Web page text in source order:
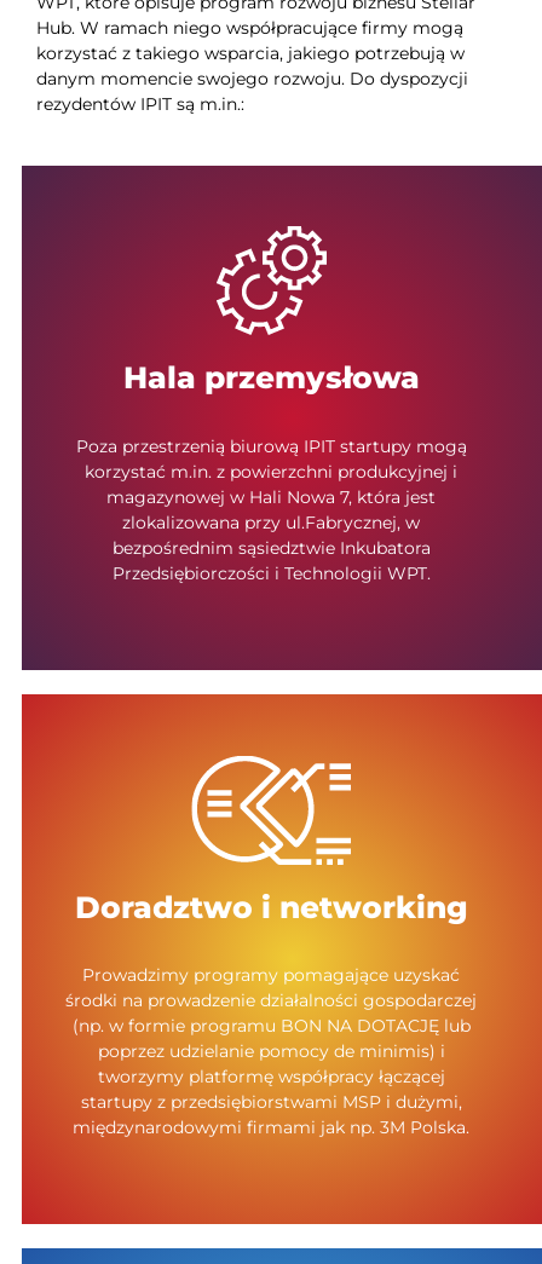
Hub. W ramach niego współpracujące firmy mogą
korzystać z takiego wsparcia, jakiego potrzebują w
danym momencie swojego rozwoju. Do dyspozycji
rezydentów IPIT są m.in.:
Hala przemysłowa
Poza przestrzenią biurową IPIT startupy mogą
korzystać m.in. z powierzchni produkcyjnej i
magazynowej w Hali Nowa 7, która jest
zlokalizowana przy ul.Fabrycznej, w
bezpośrednim sąsiedztwie Inkubatora
Przedsiębiorczości i Technologii WPT.
Doradztwo i networking
Prowadzimy programy pomagające uzyskać
środki na prowadzenie działalności gospodarczej
(np. w formie programu BON NA DOTACJĘ lub
poprzez udzielanie pomocy de minimis) i
tworzymy platformę współpracy łączącej
startupy z przedsiębiorstwami MSP i dużymi,
międzynarodowymi firmami jak np. 3M Polska.